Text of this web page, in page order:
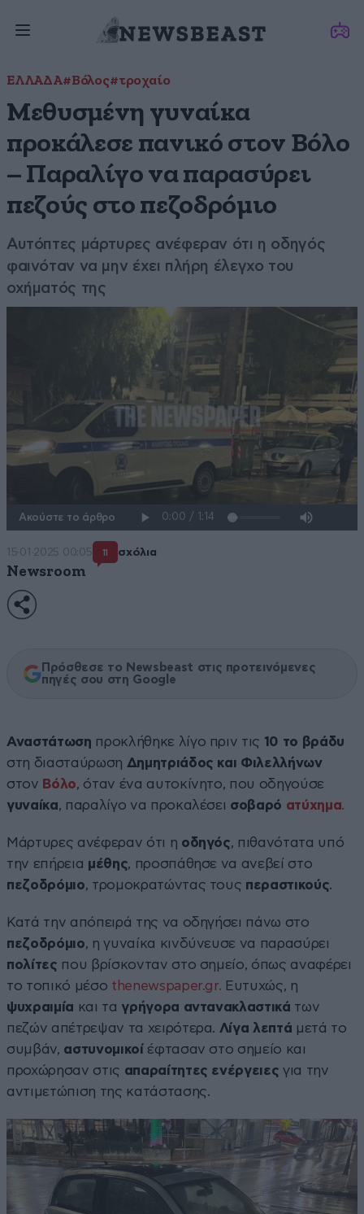
ΕΛΛΑΔΑ#Βόλος#τροχαίο
Μεθυσμένη γυναίκα
προκάλεσε πανικό στον Βόλο
– Παραλίγο να παρασύρει
πεζούς στο πεζοδρόμιο
Αυτόπτες μάρτυρες ανέφεραν ότι η οδηγός
φαινόταν να μην έχει πλήρη έλεγχο του
οχήματός της
Ακούστε το άρθρο
15·01·2025 00:05 11 σχόλια
Newsroom
Πρόσθεσε το Newsbeast στις προτεινόμενες
πηγές σου στη Google
Αναστάτωση προκλήθηκε λίγο πριν τις 10 το βράδυ
στη διασταύρωση Δημητριάδος και Φιλελλήνων
στον Βόλο, όταν ένα αυτοκίνητο, που οδηγούσε
γυναίκα, παραλίγο να προκαλέσει σοβαρό ατύχημα.
Μάρτυρες ανέφεραν ότι η οδηγός, πιθανότατα υπό
την επήρεια μέθης, προσπάθησε να ανεβεί στο
πεζοδρόμιο, τρομοκρατώντας τους περαστικούς.
Κατά την απόπειρά της να οδηγήσει πάνω στο
πεζοδρόμιο, η γυναίκα κινδύνευσε να παρασύρει
πολίτες που βρίσκονταν στο σημείο, όπως αναφέρει
το τοπικό μέσο thenewspaper.gr. Ευτυχώς, η
ψυχραιμία και τα γρήγορα αντανακλαστικά των
πεζών απέτρεψαν τα χειρότερα. Λίγα λεπτά μετά το
συμβάν, αστυνομικοίέφτασαν στο σημείο και
προχώρησαν στις απαραίτητες ενέργειες για την
αντιμετώπιση της κατάστασης.